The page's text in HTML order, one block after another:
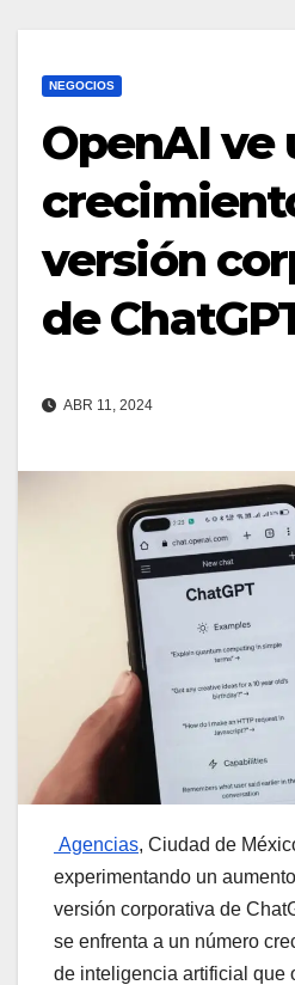
NEGOCIOS
OpenAI ve
versión
de
ABR 11, 2024
Agencias, Ciudad de
experimentando un
versión corporativa de
se enfrenta a un número
de inteligencia artificial que